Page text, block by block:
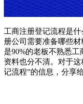
工商注册登记流程是
册公司需要准备哪些
是90%的老板不熟悉
资料也分不清。对于
记流程”的信息，分享